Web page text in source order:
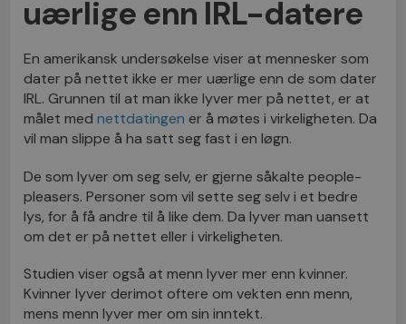
uærlige enn IRL-datere
En amerikansk undersøkelse viser at mennesker som
dater på nettet ikke er mer uærlige enn de som dater
IRL. Grunnen til at man ikke lyver mer på nettet, er at
målet mednettdatingener å møtes i virkeligheten. Da
vil man slippe å ha satt seg fast i en løgn.
De som lyver om seg selv, er gjerne såkalte people-
pleasers. Personer som vil sette seg selv i et bedre
lys, for å få andre til å like dem. Da lyver man uansett
om det er på nettet eller i virkeligheten.
Studien viser også at menn lyver mer enn kvinner.
Kvinner lyver derimot oftere om vekten enn menn,
mens menn lyver mer om sin inntekt.